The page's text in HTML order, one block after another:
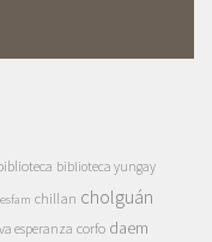
biblioteca yungay
chillan cholguán
esperanza corfo daem